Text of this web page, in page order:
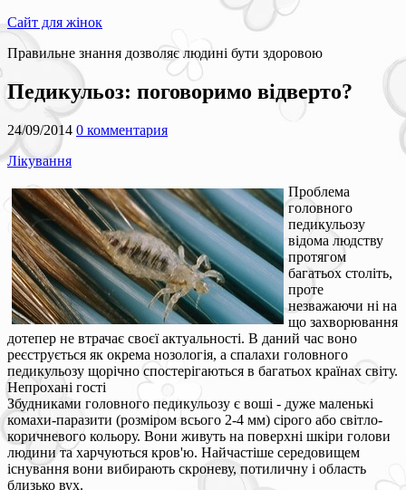
Сайт для жінок
Правильне знання дозволяє людині бути здоровою
Педикульоз: поговоримо відверто?
24/09/2014 0 комментария
Лікування
Проблема
головного
педикульозу
відома людству
протягом
багатьох століть,
проте
незважаючи ні на
що захворювання
дотепер не втрачає своєї актуальності. В даний час воно
реєструється як окрема нозологія, а спалахи головного
педикульозу щорічно спостерігаються в багатьох країнах світу.
Непрохані гості
Збудниками головного педикульозу є воші - дуже маленькі
комахи-паразити (розміром всього 2-4 мм) сірого або світло-
коричневого кольору. Вони живуть на поверхні шкіри голови
людини та харчуються кров'ю. Найчастіше середовищем
існування вони вибирають скроневу, потиличну і область
близько вух.